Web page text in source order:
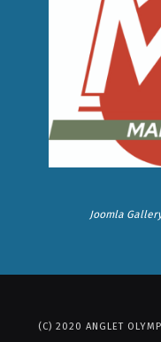
Joomla
(C) 2020 ANGLET